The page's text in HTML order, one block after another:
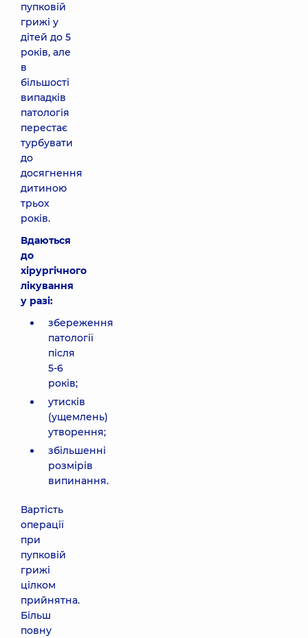
пупковій
грижі у
дітей до 5
років, але
в
більшості
випадків
патологія
перестає
турбувати
до
досягнення
дитиною
трьох
років.
Вдаються
до
хірургічного
лікування
у разі:
збереження
патології
після
5-6
років;
утисків
(ущемлень)
утворення;
збільшенні
розмірів
випинання.
Вартість
операції
при
пупковій
грижі
цілком
прийнятна.
Більш
повну